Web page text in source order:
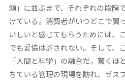
頭」に並ぶまで、それぞれの段階
けている。消費者がいつどこで買
いしいと感じてもらうためには、
でも妥協は許されない。そして、
「人間と科学」の融合だ。驚く
ちている管理の現場を訪れ、ゼス